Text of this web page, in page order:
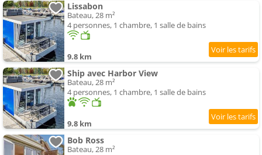
Lissabon
Bateau, 28 m²
4 personnes, 1 chambre, 1 salle de bains
9.8 km
Ship avec Harbor View
Bateau, 28 m²
4 personnes, 1 chambre, 1 salle de bains
9.8 km
Bob Ross
Bateau, 28 m²